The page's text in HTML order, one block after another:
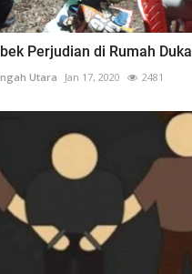
Perjudian di Rumah Duka
Utara Jan 17, 2020 2481